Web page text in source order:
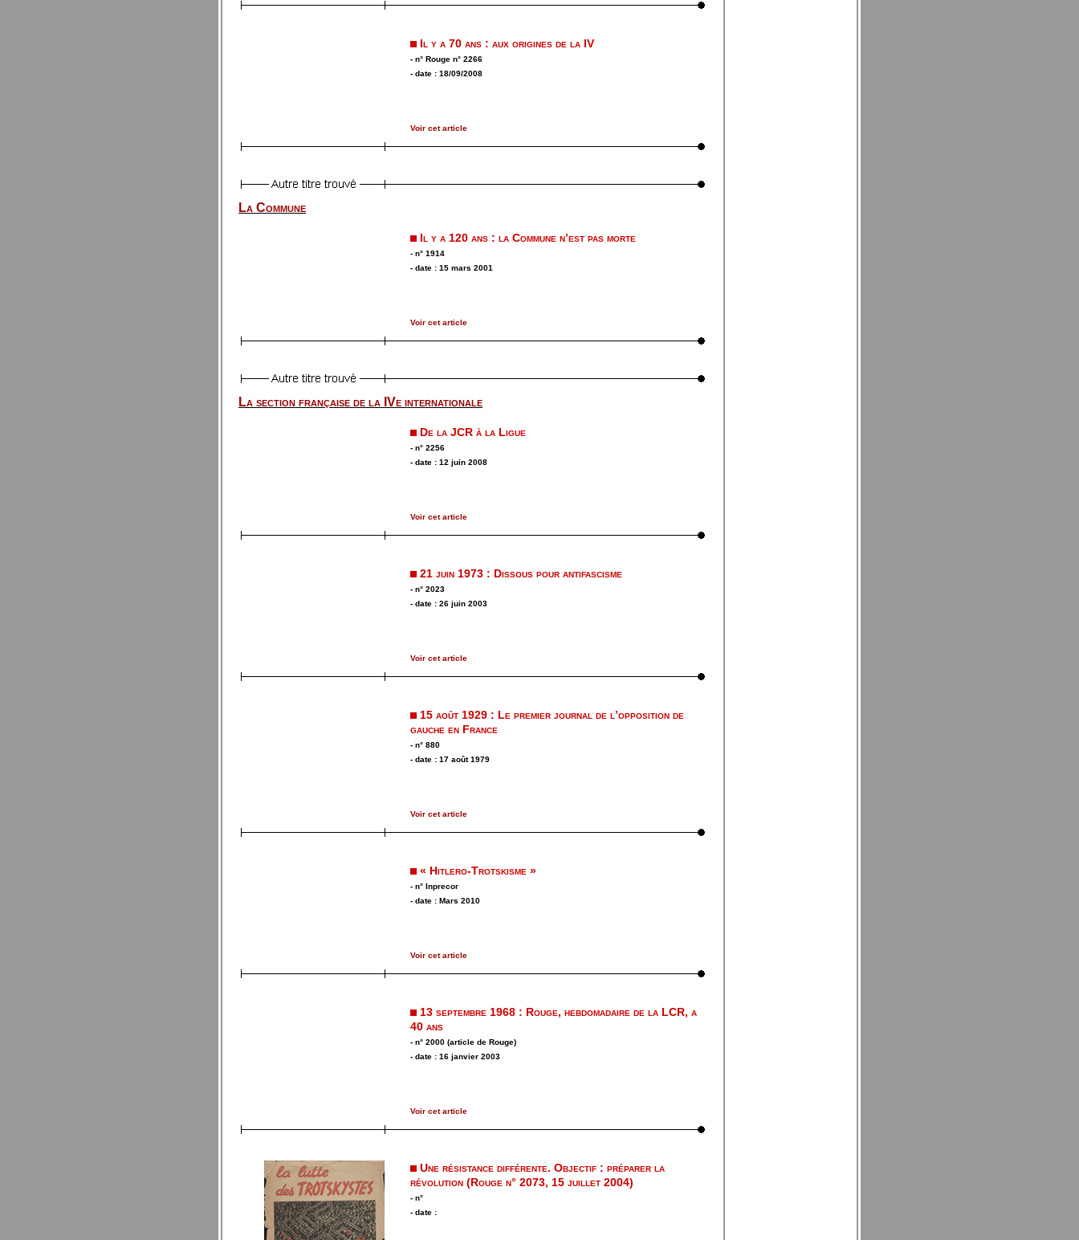
Il y a 70 ans : aux origines de la IV
- n° Rouge n° 2266
- date : 18/09/2008
Voir cet article
La Commune
Il y a 120 ans : la Commune n’est pas morte
- n° 1914
- date : 15 mars 2001
Voir cet article
La section française de la IVe internationale
De la JCR à la Ligue
- n° 2256
- date : 12 juin 2008
Voir cet article
21 juin 1973 : Dissous pour antifascisme
- n° 2023
- date : 26 juin 2003
Voir cet article
15 août 1929 : Le premier journal de l’opposition de
gauche en France
- n° 880
- date : 17 août 1979
Voir cet article
« Hitlero-Trotskisme »
- n° Inprecor
- date : Mars 2010
Voir cet article
13 septembre 1968 : Rouge, hebdomadaire de la LCR, a
40 ans
- n° 2000 (article de Rouge)
- date : 16 janvier 2003
Voir cet article
Une résistance différente. Objectif : préparer la
révolution (Rouge n° 2073, 15 juillet 2004)
- n°
- date :